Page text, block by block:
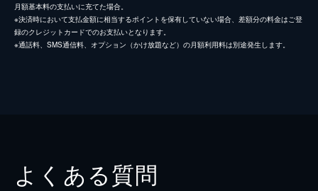
月額基本料の支払いに充てた場合。
※決済時において支払金額に相当するポイントを保有していない場合、差額分の料金はご登
録のクレジットカードでのお支払いとなります。
※通話料、SMS通信料、オプション（かけ放題など）の月額利用料は別途発生します。
よくある質問